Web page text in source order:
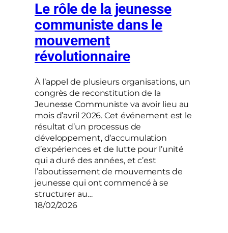
Le rôle de la jeunesse
communiste dans le
mouvement
révolutionnaire
À l’appel de plusieurs organisations, un
congrès de reconstitution de la
Jeunesse Communiste va avoir lieu au
mois d’avril 2026. Cet événement est le
résultat d’un processus de
développement, d’accumulation
d’expériences et de lutte pour l’unité
qui a duré des années, et c’est
l’aboutissement de mouvements de
jeunesse qui ont commencé à se
structurer au…
18/02/2026